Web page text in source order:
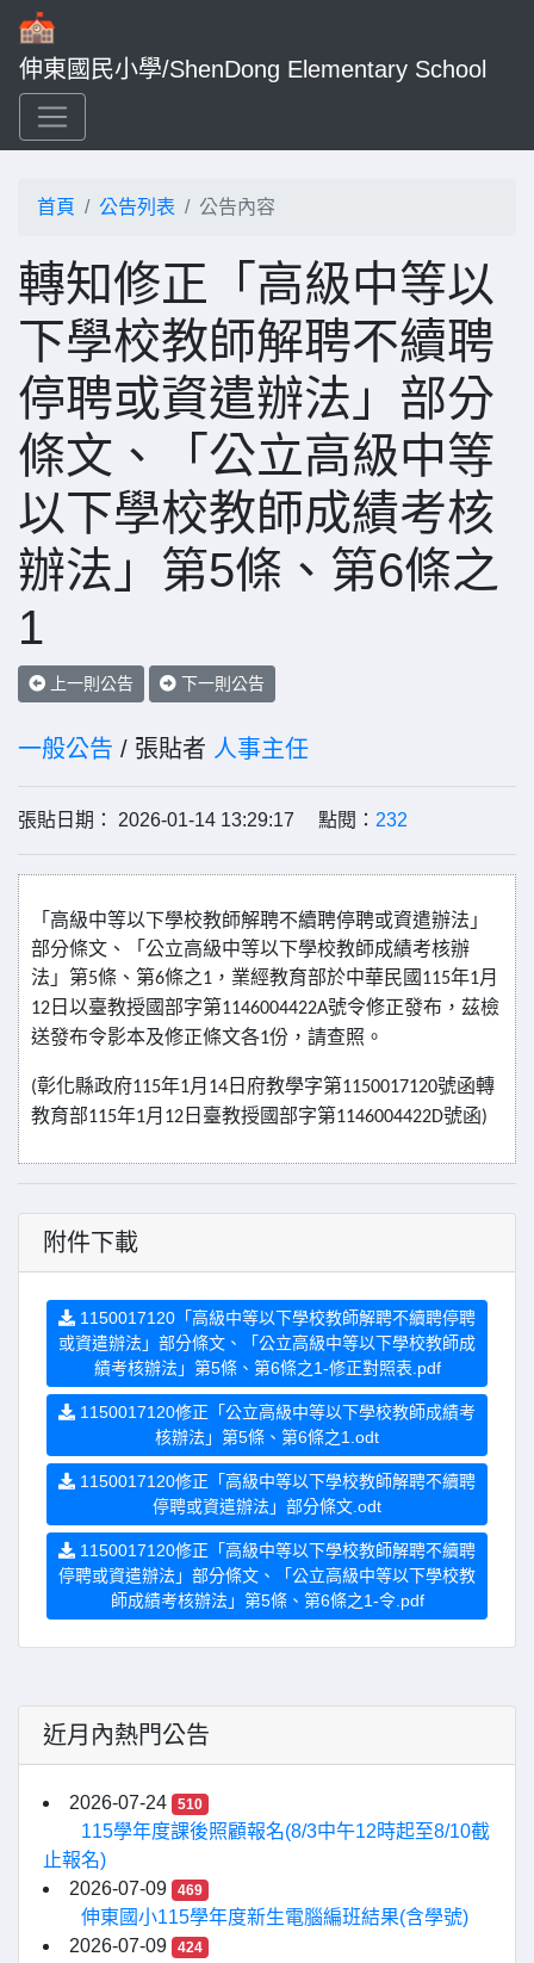
伸東國民小學/ShenDong Elementary School
首頁 公告列表 公告內容
轉知修正「高級中等以
下學校教師解聘不續聘
停聘或資遣辦法」部分
條文、「公立高級中等
以下學校教師成績考核
辦法」第5條、第6條之
1
上一則公告 下一則公告
一般公告 / 張貼者 人事主任
張貼日期： 2026-01-14 13:29:17 點閱： 232
「高級中等以下學校教師解聘不續聘停聘或資遣辦法」
部分條文、「公立高級中等以下學校教師成績考核辦
法」第5條、第6條之1 ，業經教育部於中華民國 115年1月
12 日以臺教授國部字第1146004422A號令修正發布，茲檢
送發布令影本及修正條文各1份，請查照。
(彰化縣政府115年1月 14 日府教學字第1150017120號函轉
教育部115年1月 12 日臺教授國部字第1146004422D號函)
附件下載
1150017120「高級中等以下學校教師解聘不續聘停聘
或資遣辦法」部分條文、「公立高級中等以下學校教師成
績考核辦法」第5條、第6條之1-修正對照表.pdf
1150017120修正「公立高級中等以下學校教師成績考
核辦法」第5條、第6條之1.odt
1150017120修正「高級中等以下學校教師解聘不續聘
停聘或資遣辦法」部分條文.odt
1150017120修正「高級中等以下學校教師解聘不續聘
停聘或資遣辦法」部分條文、「公立高級中等以下學校教
師成績考核辦法」第5條、第6條之1-令.pdf
近月內熱門公告
2026-07-24 510
115學年度課後照顧報名(8/3中午12時起至8/10截
止報名)
2026-07-09
469
伸東國小115學年度新生電腦編班結果(含學號)
2026-07-09
424